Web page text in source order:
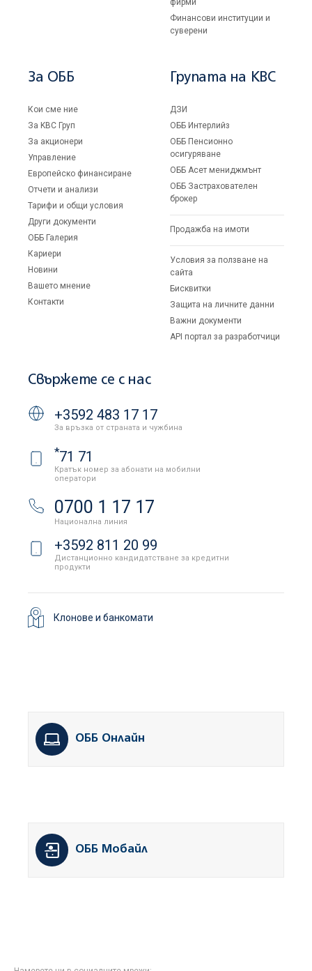
фирми
Финансови институции и
суверени
За ОББ
Кои сме ние
За KBC Груп
За акционери
Управление
Европейско финансиране
Отчети и анализи
Тарифи и общи условия
Други документи
ОББ Галерия
Кариери
Новини
Вашето мнение
Контакти
Групата на KBC
ДЗИ
ОББ Интерлийз
ОББ Пенсионно
осигуряване
ОББ Асет мениджмънт
ОББ Застрахователен
брокер
Продажба на имоти
Условия за ползване на
сайта
Бисквитки
Защита на личните данни
Важни документи
API портал за разработчици
Свържете се с нас
+3592 483 17 17
За връзка от страната и чужбина
*71 71
Кратък номер за абонати на мобилни
оператори
0700 1 17 17
Национална линия
+3592 811 20 99
Дистанционно кандидатстване за кредитни
продукти
Клонове и банкомати
ОББ Онлайн
ОББ Мобайл